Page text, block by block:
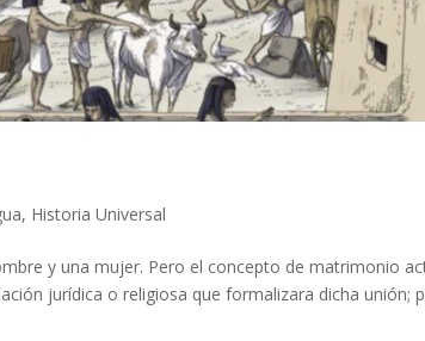
, Historia Universal
y una mujer. Pero el concepto de matrimonio
jurídica o religiosa que formalizara dicha unión;